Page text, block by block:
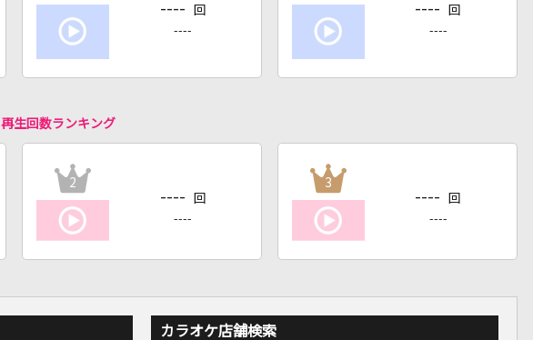
---- 回
----
---- 回
----
再生回数ランキング
2
---- 回
----
3
---- 回
----
カラオケ店舗検索